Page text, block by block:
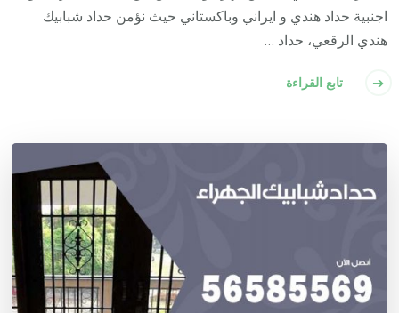
اجنبية حداد هندي و ايراني وباكستاني حيث نؤمن حداد شبابيك
هندي الرقعي، حداد …
تابع القراءة